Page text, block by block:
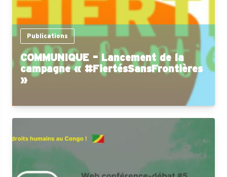
Publications
COMMUNIQUE – Lancement de la
campagne « #FiertésSansFrontières
»